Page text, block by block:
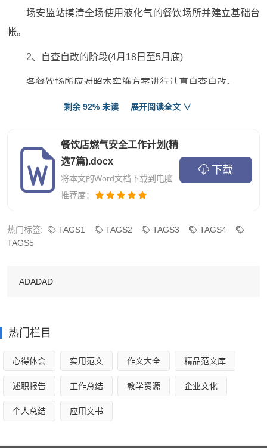
场安监站摸清全场使用液化气的餐饮场所并建立基础台
帐。
2、自查自改的阶段(4月18日至5月底)
各餐饮场所应对照本实施方案进行认真自查自改。
4、督查和总结阶段(6月至7月)
工作。
餐饮店燃气安全工作计划2
本学期，我校安全工作进一步加强以学校安全为本的各
伤害事故处理办法》及学校安全治理条例、上级各部门安全
完善学校内部安全治理体制，形成齐抓共管学校安全弟靛
系，避免各类事故的发生。
二、实施方案
求新务实严治理，追求规范显安全。留意*时安全教育，
剩余 92% 未读 展开阅读全文 ∨
餐饮店燃气安全工作计划(精
选7篇).docx
将本文的Word文档下载到电脑
推荐度：
下载
热门标签: TAGS1 TAGS2 TAGS3
TAGS4
TAGS5
ADADAD
热门栏目
心得体会 实用范文 作文大全 精品范文库
述职报告 工作总结 教学资源 企业文化
个人总结 应用文书